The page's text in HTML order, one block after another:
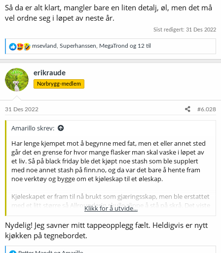
Så da er alt klart, mangler bare en liten detalj, øl, men det må
vel ordne seg i løpet av neste år.
Sist redigert: 31 Des 2022
R
e
a
n
e
msevland Superhanssen MegaTrond og 12 til
erikraude
Norbrygg-medlem
31 Des 2022 #6.028
Amarillo skrev:
Har lenge kjempet mot å begynne med fat, men et eller annet sted
går det en grense for hvor mange flasker man skal vaske i løpet av
et liv. Så på black friday ble det kjøpt noe stash som ble supplert
med noe annet stash på finn.no, og da var det bare å hente fram
noe verktøy og bygge om et kjøleskap til et øleskap.
Kjøleskapet er fram til nå brukt som gjæringsskap, men ble erstattet
med et litt større så Allrounder'n skulle slippe å stå på skrå. Det viste
seg at det passet perfekt til to 19-liters fat. Tenkte å ta en tur på
Biltema for å kjøpe hullsag eller bor til hullene i døra, men glemte at
de stengte kl. 13 i dag. Fikk laget hull med en 21mm hole punch (??)
jeg hadde liggende. Måtte bruke fil for å utvide, men det gikk greit.
Vis vedlegget 60133
Klikk for å utvide...
Nydelig! Jeg savner mitt tappeopplegg fælt. Heldigvis er nytt
kjøkken på tegnebordet.